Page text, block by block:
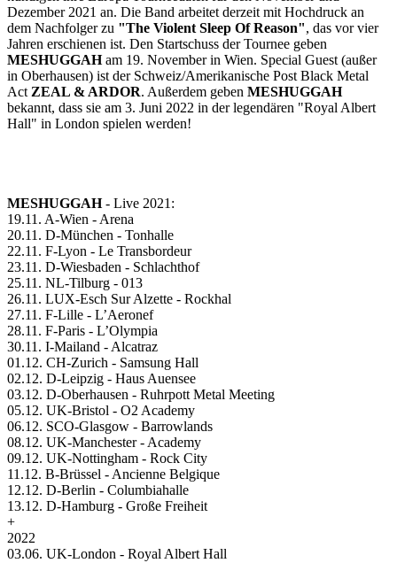
Dezember 2021 an. Die Band arbeitet derzeit mit Hochdruck an
dem Nachfolger zu "The Violent Sleep Of Reason", das vor vier
Jahren erschienen ist. Den Startschuss der Tournee geben
MESHUGGAHam 19. November in Wien. Special Guest (außer
in Oberhausen) ist der Schweiz/Amerikanische Post Black Metal
ActZEAL & ARDOR. Außerdem geben MESHUGGAH
bekannt, dass sie am 3. Juni 2022 in der legendären "Royal Albert
Hall" in London spielen werden!
MESHUGGAH- Live 2021:
19.11. A-Wien - Arena
20.11. D-München - Tonhalle
22.11. F-Lyon - Le Transbordeur
23.11. D-Wiesbaden - Schlachthof
25.11. NL-Tilburg - 013
26.11. LUX-Esch Sur Alzette - Rockhal
27.11. F-Lille - L’Aeronef
28.11. F-Paris - L’Olympia
30.11. I-Mailand - Alcatraz
01.12. CH-Zurich - Samsung Hall
02.12. D-Leipzig - Haus Auensee
03.12. D-Oberhausen - Ruhrpott Metal Meeting
05.12. UK-Bristol - O2 Academy
06.12. SCO-Glasgow - Barrowlands
08.12. UK-Manchester - Academy
09.12. UK-Nottingham - Rock City
11.12. B-Brüssel - Ancienne Belgique
12.12. D-Berlin - Columbiahalle
13.12. D-Hamburg - Große Freiheit
+
2022
03.06. UK-London - Royal Albert Hall